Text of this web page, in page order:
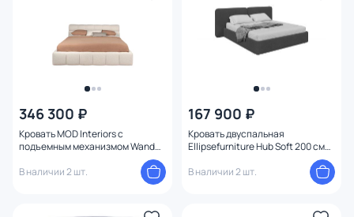
346 300 ₽
Кровать MOD Interiors с
подъемным механизмом Wanda
200*200 SELECTION BD-3208684
В наличии 2 шт.
167 900 ₽
Кровать двуспальная
Ellipsefurniture Hub Soft 200 см
(серый, букле) HU010108370199
В наличии 2 шт.
Цвет
Стиль